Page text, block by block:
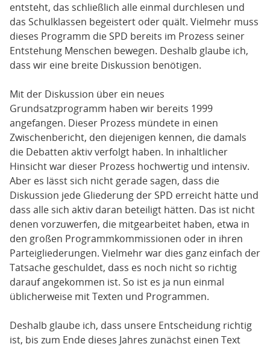
entsteht, das schließlich alle einmal durchlesen und
das Schulklassen begeistert oder quält. Vielmehr muss
dieses Programm die SPD bereits im Prozess seiner
Entstehung Menschen bewegen. Deshalb glaube ich,
dass wir eine breite Diskussion benötigen.
Mit der Diskussion über ein neues
Grundsatzprogramm haben wir bereits 1999
angefangen. Dieser Prozess mündete in einen
Zwischenbericht, den diejenigen kennen, die damals
die Debatten aktiv verfolgt haben. In inhaltlicher
Hinsicht war dieser Prozess hochwertig und intensiv.
Aber es lässt sich nicht gerade sagen, dass die
Diskussion jede Gliederung der SPD erreicht hätte und
dass alle sich aktiv daran beteiligt hätten. Das ist nicht
denen vorzuwerfen, die mitgearbeitet haben, etwa in
den großen Programmkommissionen oder in ihren
Parteigliederungen. Vielmehr war dies ganz einfach der
Tatsache geschuldet, dass es noch nicht so richtig
darauf angekommen ist. So ist es ja nun einmal
üblicherweise mit Texten und Programmen.
Deshalb glaube ich, dass unsere Entscheidung richtig
ist, bis zum Ende dieses Jahres zunächst einen Text